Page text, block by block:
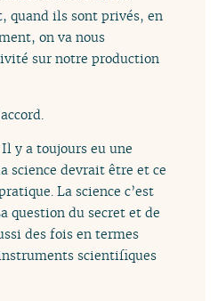
quand ils sont privés, en
on va nous
sur notre production
Il y a toujours eu une
science devrait être et ce
La science c’est
question du secret et de
des fois en termes
scientifiques